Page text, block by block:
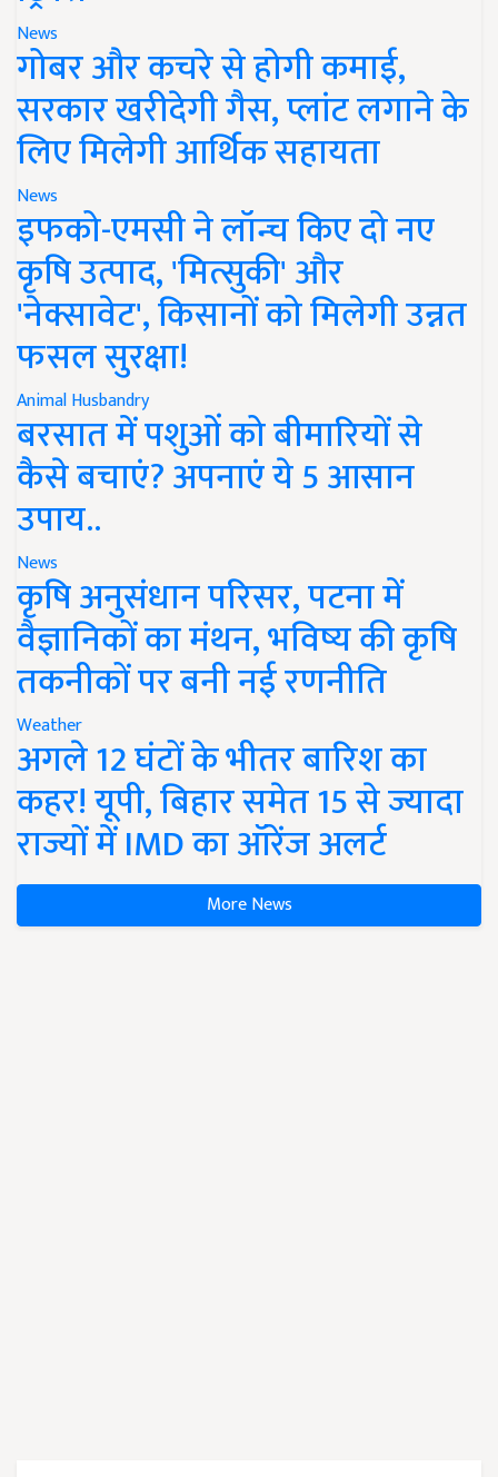
News
गोबर और कचरे से होगी कमाई,
सरकार खरीदेगी गैस, प्लांट लगाने के
लिए मिलेगी आर्थिक सहायता
News
इफको-एमसी ने लॉन्च किए दो नए
कृषि उत्पाद, 'मित्सुकी' और
'नेक्सावेट', किसानों को मिलेगी उन्नत
फसल सुरक्षा!
Animal Husbandry
बरसात में पशुओं को बीमारियों से
कैसे बचाएं? अपनाएं ये 5 आसान
उपाय..
News
कृषि अनुसंधान परिसर, पटना में
वैज्ञानिकों का मंथन, भविष्य की कृषि
तकनीकों पर बनी नई रणनीति
Weather
अगले 12 घंटों के भीतर बारिश का
कहर! यूपी, बिहार समेत 15 से ज्यादा
राज्यों में IMD का ऑरेंज अलर्ट
More News